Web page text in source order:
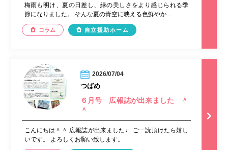
梅雨も明け、夏の日差し、緑の美しさをより感じられる季
節になりました。 そんな夏の青空に映える色鮮やか...
コラム 自立援助ホーム
2026/07/04
つばめ
６月号 広報誌が出来ました ＾
＾
こんにちは＾＾ 広報誌が出来ました♩ ご一読頂けたら嬉し
いです。 よろしくお願い致します。